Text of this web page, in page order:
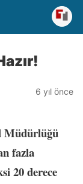
6 yıl önce
Müdürlüğü
fazla
20 derece